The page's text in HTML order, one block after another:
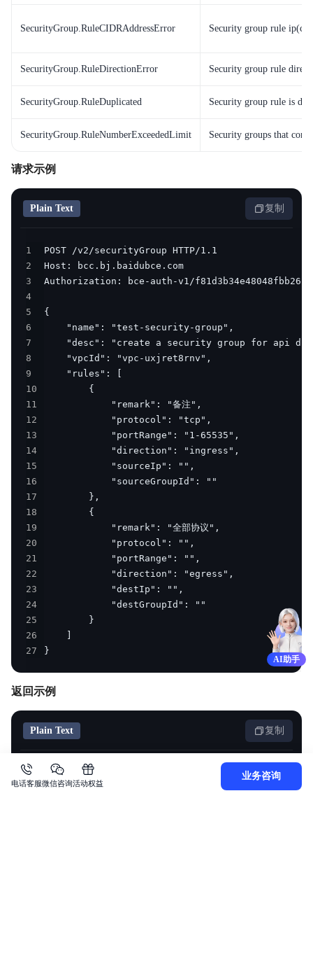
SecurityGroup.RuleCIDRAddressError Security group rule
SecurityGroup.RuleDirectionError Security group rule
SecurityGroup.RuleDuplicated Security group rule is
SecurityGroup.RuleNumberExceededLimit Security groups that
请求示例
Plain Text 复制
1
2
3
4
5
6
7
8
9
10
11
12
13
14
15
16
17
18
19
20
21
22
23
24
25
26
27
}
返回示例
Plain Text 复制
1
2
AI助手
电话客服微信咨询活动权益
业务咨询